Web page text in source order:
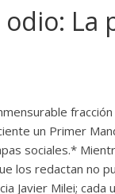
La
un Primer
sociales.*
los redactan no
Javier Milei; cada